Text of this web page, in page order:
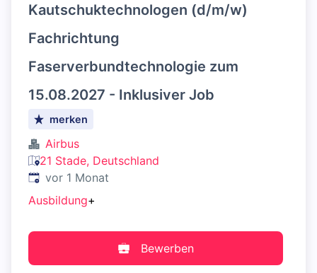
Kautschuktechnologen (d/m/w)
Fachrichtung
Faserverbundtechnologie zum
15.08.2027 - Inklusiver Job
merken
Airbus
21 Stade, Deutschland
Veröffentlicht:
vor 1 Monat
Ausbildung+
Bewerben